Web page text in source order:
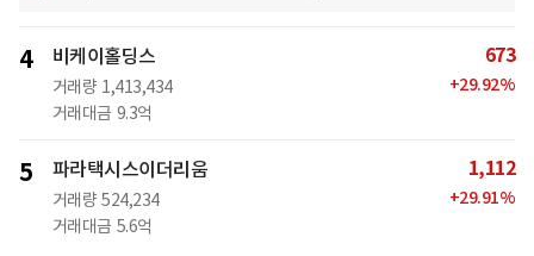
4 비케이홀딩스
거래량 1,413,434
거래대금 9.3억
673
+29.92%
5 파라택시스이더리움
거래량 524,234
거래대금 5.6억
1,112
+29.91%